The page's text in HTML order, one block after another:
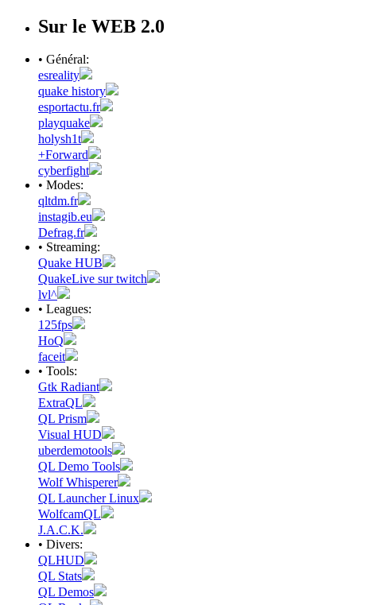
Sur le WEB 2.0
• Général:
esreality
quake history
esportactu.fr
playquake
holysh1t
+Forward
cyberfight
• Modes:
qltdm.fr
instagib.eu
Defrag.fr
• Streaming:
Quake HUB
QuakeLive sur twitch
lvl^
• Leagues:
125fps
HoQ
faceit
• Tools:
Gtk Radiant
ExtraQL
QL Prism
Visual HUD
uberdemotools
QL Demo Tools
Wolf Whisperer
QL Launcher Linux
WolfcamQL
J.A.C.K.
• Divers:
QLHUD
QL Stats
QL Demos